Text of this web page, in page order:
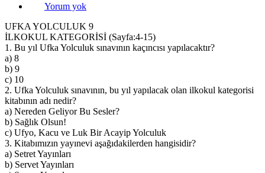
Yorum yokYOLCULUK
9-
İLKOKUL
KATEGORİSİ
(Sayfa:4-
UFKA YOLCULUK 9
İLKOKUL KATEGORİSİ (Sayfa:4-15)
1. Bu yıl Ufka Yolculuk sınavının kaçıncısı yapılacaktır?
a) 8
b) 9
c) 10
2. Ufka Yolculuk sınavının, bu yıl yapılacak olan ilkokul kategorisi
kitabının adı nedir?
a) Nereden Geliyor Bu Sesler?
b) Sağlık Olsun!
c) Ufyo, Kacu ve Luk Bir Acayip Yolculuk
3. Kitabımızın yayınevi aşağıdakilerden hangisidir?
a) Setret Yayınları
b) Servet Yayınları